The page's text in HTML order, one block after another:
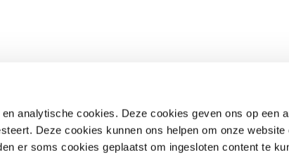
analytische cookies. Deze cookies geven ons op een
Deze cookies kunnen ons helpen om onze website
er soms cookies geplaatst om ingesloten content te
– Nationale bibliotheek(opent
– Kwalificatiecentrum